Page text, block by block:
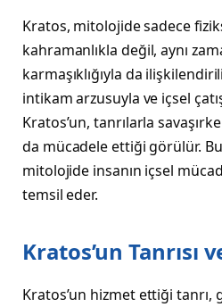
Kratos, mitolojide sadece
kahramanlıkla değil, aynı
karmaşıklığıyla da
intikam arzusuyla ve içsel
Kratos’un, tanrılarla
da mücadele ettiği görülür.
mitolojide insanın içsel
temsil eder.
Kratos’un Tanrısı
Kratos’un hizmet ettiği tanrı,